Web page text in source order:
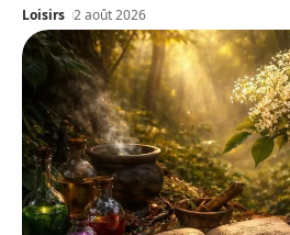
Loisirs 2 août 2026